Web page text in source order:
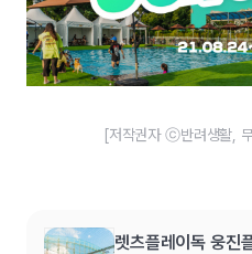
[저작권자 ⓒ반려생활,
렛츠플레이독 웅진